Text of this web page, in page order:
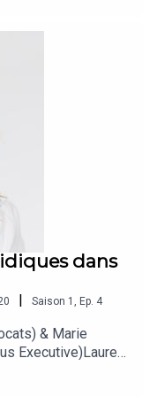
mise en place en
dans
| Saison 1 Ep. 4
& Marie
Executive)Laure
Cercle
directeurs